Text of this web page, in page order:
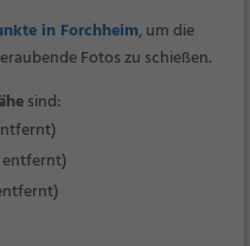
in Forchheim, um die
Fotos zu schießen.
sind:
entfernt)